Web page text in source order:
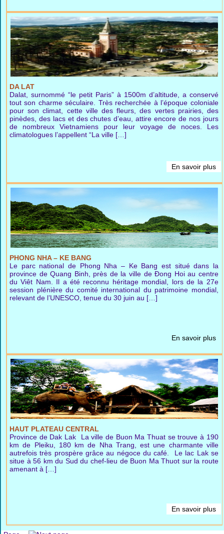
DA LAT
Dalat, surnommé “le petit Paris” à 1500m d’altitude, a conservé
tout son charme séculaire. Très recherchée à l’époque coloniale
pour son climat, cette ville des fleurs, des vertes prairies, des
pinèdes, des lacs et des chutes d’eau, attire encore de nos jours
de nombreux Vietnamiens pour leur voyage de noces. Les
climatologues l’appellent “La ville […]
En savoir plus
PHONG NHA – KE BANG
Le parc national de Phong Nha – Ke Bang est situé dans la
province de Quang Binh, près de la ville de Đong Hoi au centre
du Viêt Nam. Il a été reconnu héritage mondial, lors de la 27e
session plénière du comité international du patrimoine mondial,
relevant de l’UNESCO, tenue du 30 juin au […]
En savoir plus
HAUT PLATEAU CENTRAL
Province de Dak Lak La ville de Buon Ma Thuat se trouve à 190
km de Pleiku, 180 km de Nha Trang, est une charmante ville
autrefois très prospère grâce au négoce du café. Le lac Lak se
situe à 56 km du Sud du chef-lieu de Buon Ma Thuot sur la route
amenant à […]
En savoir plus